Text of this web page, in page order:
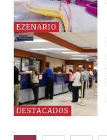
EZENARIO
DESTACADOS